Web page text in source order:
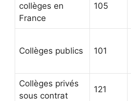
collèges en
France
105
Collèges publics 101
Collèges privés
sous contrat
121